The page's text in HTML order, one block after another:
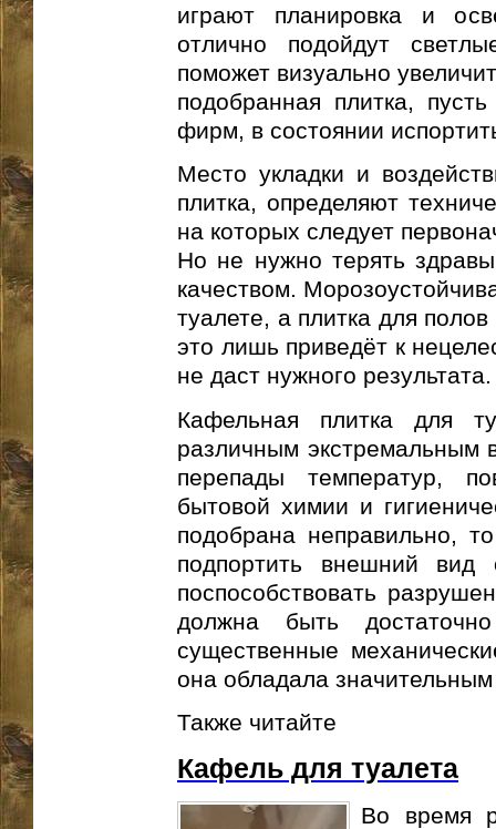
играют планировка и
отлично подойдут
поможет визуально
подобранная плитка,
фирм, в состоянии
Место укладки и
плитка, определяют
на которых следует
Но не нужно терять
качеством.
туалете, а плитка для
это лишь приведёт к
не даст нужного результата.
Кафельная плитка для
различным экстремальным
перепады температур,
бытовой химии и
подобрана неправильно,
подпортить внешний
поспособствовать
должна быть
существенные
она обладала
Также читайте
Кафель для туалета
Во время